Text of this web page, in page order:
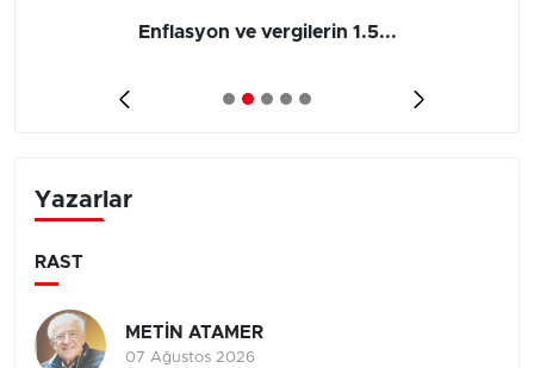
Enflasyon ve vergilerin 1.5...
Yazarlar
RAST
METİN ATAMER
07 Ağustos 2026